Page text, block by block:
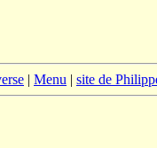
| Menu | site de